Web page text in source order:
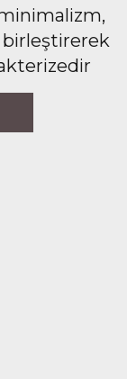
birleştirerek